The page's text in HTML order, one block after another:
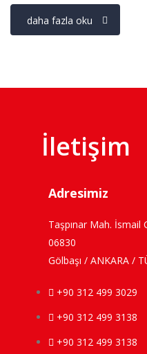
daha fazla oku
İletişim
Adresimiz
Taşpınar Mah. İsmail
06830
Gölbaşı / ANKARA /
+90 312 499 3029
+90 312 499 3138
+90 312 499 3138